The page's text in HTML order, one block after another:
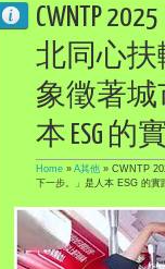
CWNTP
北同心扶
象徵著
本 ESG 的
Home » A其他 » CWNTP
下一步。」是人本 ESG 的